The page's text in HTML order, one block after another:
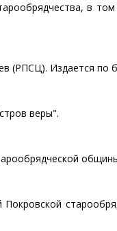
в
(РПСЦ). Издается по
веры".
Покровской